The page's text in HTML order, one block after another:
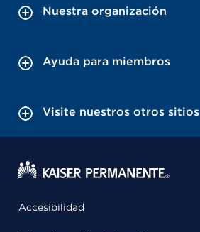
Nuestra organización
Ayuda para miembros
Visite nuestros otros sitios
Accesibilidad